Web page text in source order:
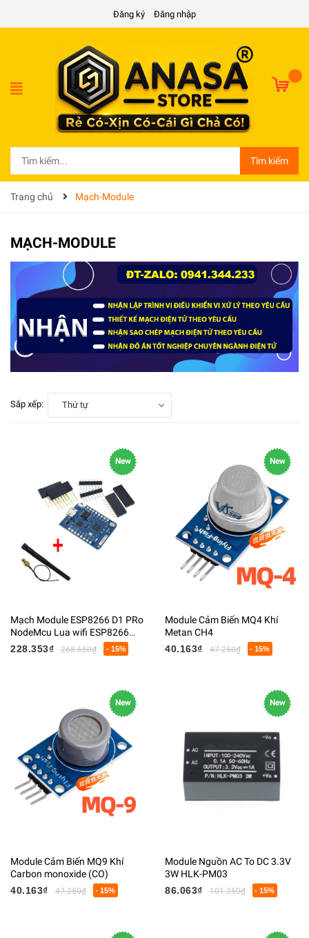
Đăng ký Đăng nhập
Tìm kiếm
Trang chủ Mạch-Module
MẠCH-MODULE
Sắp xếp: Thứ tự
New
Mạch Module ESP8266 D1 PRo
NodeMcu Lua wifi ESP8266
Kèm Ăng-ten 4MB + 2.4G
Tương Tích Arduino
228.353₫ 268.650₫ - 15%
New
Module Cảm Biến MQ4 Khí
Metan CH4
40.163₫
47.250₫ - 15%
New
Module Cảm Biến MQ9 Khí
Carbon monoxide (CO)
40.163₫
47.250₫ - 15%
New
Module Nguồn AC To DC 3.3V
3W HLK-PM03
86.063₫
101.250₫ - 15%